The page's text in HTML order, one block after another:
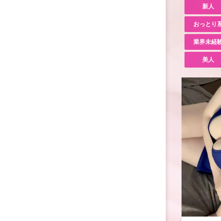
新人
おっとり
業界未経
美人